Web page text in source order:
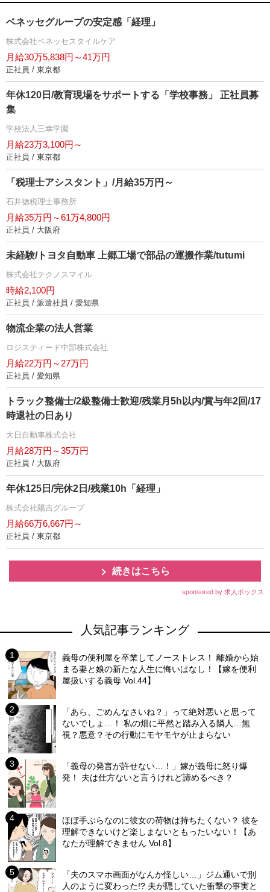
ベネッセグループの安定感「経理」
株式会社ベネッセスタイルケア
月給30万5,838円～41万円
正社員 / 東京都
年休120日/教育現場をサポートする「学校事務」 正社員募
集
学校法人三幸学園
月給23万3,100円～
正社員 / 東京都
「税理士アシスタント」/月給35万円～
石井徳税理士事務所
月給35万円～61万4,800円
正社員 / 大阪府
未経験/トヨタ自動車 上郷工場で部品の運搬作業/tutumi
株式会社テクノスマイル
時給2,100円
正社員 / 派遣社員 / 愛知県
物流企業の法人営業
ロジスティード中部株式会社
月給22万円～27万円
正社員 / 愛知県
トラック整備士/2級整備士歓迎/残業月5h以内/賞与年2回/17
時退社の日あり
大日自動車株式会社
月給28万円～35万円
正社員 / 大阪府
年休125日/完休2日/残業10h「経理」
株式会社陽吉グループ
月給66万6,667円～
正社員 / 東京都
続きはこちら
sponsored by 求人ボックス
人気記事ランキング
義母の便利屋を卒業してノーストレス！ 離婚から始
まる妻と娘の新たな人生に悔いはなし！【嫁を便利
屋扱いする義母 Vol.44】
「あら、ごめんなさいね？」って絶対悪いと思って
ないでしょ…！ 私の畑に平然と踏み入る隣人…無
視？悪意？その行動にモヤモヤが止まらない
「義母の発言が許せない…！」嫁が義母に怒り爆
発！ 夫は仕方ないと言うけれど諦めるべき？
ほぼ手ぶらなのに彼女の荷物は持ちたくない？ 彼を
理解できないけど楽しまないともったいない！【あ
なたが理解できません Vol.8】
「夫のスマホ画面がなんか怪しい…」ジム通いで別
人のように変わった!? 夫が隠していた衝撃の事実と